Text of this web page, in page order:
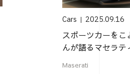
Cars 2025.09.16
スポーツカーをこ
んが語るマセラテ
Maserati